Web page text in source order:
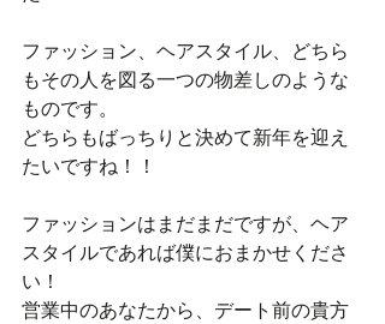
ファッション、ヘアスタイル、どちら
もその人を図る一つの物差しのような
ものです。
どちらもばっちりと決めて新年を迎え
たいですね！！
ファッションはまだまだですが、ヘア
スタイルであれば僕におまかせくださ
い！
営業中のあなたから、デート前の貴方